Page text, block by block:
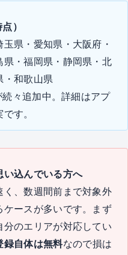
）
県・愛知県・大阪府・
・福岡県・静岡県・北
・和歌山県
々追加中。詳細はアプ
す。
い込んでいる方へ
、数週間前まで対象外
ースが多いです。まず
のエリアが対応してい
録自体は無料なので損は